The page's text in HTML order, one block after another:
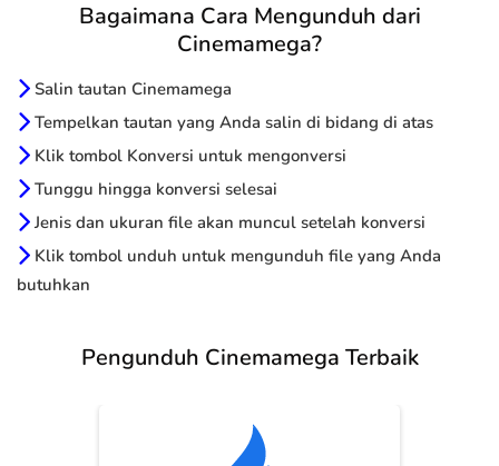
Bagaimana Cara Mengunduh dari
Cinemamega?
Salin tautan Cinemamega
Tempelkan tautan yang Anda salin di bidang di atas
Klik tombol Konversi untuk mengonversi
Tunggu hingga konversi selesai
Jenis dan ukuran file akan muncul setelah konversi
Klik tombol unduh untuk mengunduh file yang Anda
butuhkan
Pengunduh Cinemamega Terbaik